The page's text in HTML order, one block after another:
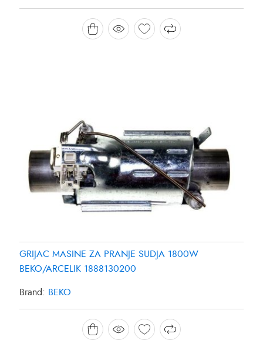
GRIJAC MASINE ZA PRANJE SUDJA 1800W
BEKO/ARCELIK 1888130200
Brand: BEKO